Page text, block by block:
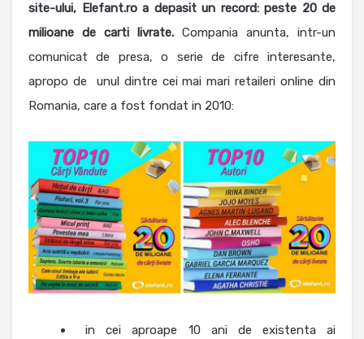
site-ului, Elefant.ro a depasit un record: peste 20 de
milioane de carti livrate. Compania anunta, intr-un
comunicat de presa, o serie de cifre interesante,
apropo de unul dintre cei mai mari retaileri online din
Romania, care a fost fondat in 2010:
in cei aproape 10 ani de existenta ai